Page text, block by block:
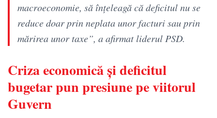
macroeconomie, să înțeleagă că deficitul nu se
reduce doar prin neplata unor facturi sau prin
mărirea unor taxe”, a afirmat liderul PSD.
Criza economică și deficitul
bugetar pun presiune pe viitorul
Guvern